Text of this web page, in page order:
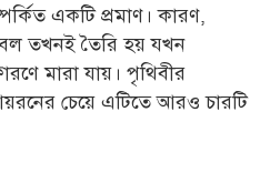
একটি প্রমাণ। কারণ,
তখনই তৈরি হয় যখন
মারা যায়। পৃথিবীর
চেয়ে এটিতে আরও চারটি